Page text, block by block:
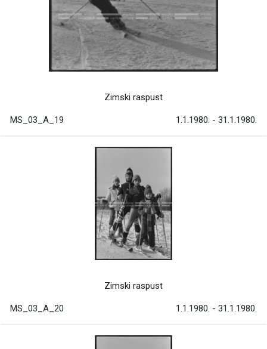
Zimski raspust
MS_03_A_19 1.1.1980. - 31.1.1980.
Zimski raspust
MS_03_A_20 1.1.1980. - 31.1.1980.